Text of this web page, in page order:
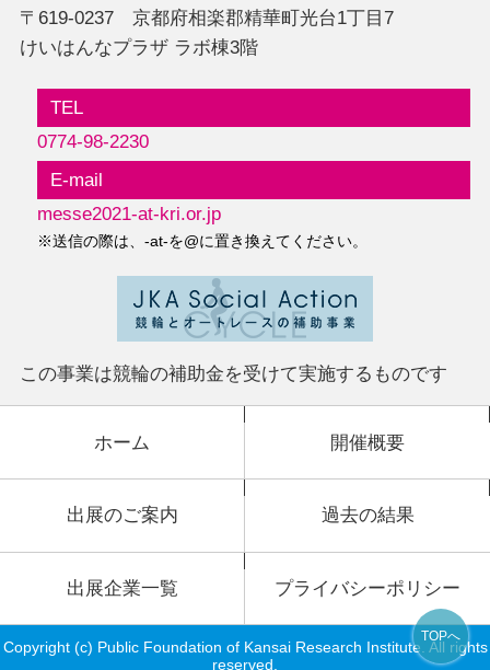
TOPへ
〒619-0237 京都府相楽郡精華町光台1丁目7
けいはんなプラザ ラボ棟3階
TEL
0774-98-2230
E-mail
messe2021-at-kri.or.jp
※送信の際は、-at-を@に置き換えてください。
この事業は競輪の補助金を受けて実施するものです
ホーム 開催概要
出展のご案内 過去の結果
出展企業一覧 プライバシーポリシー
Copyright (c) Public Foundation of Kansai Research Institute. All rights
reserved.